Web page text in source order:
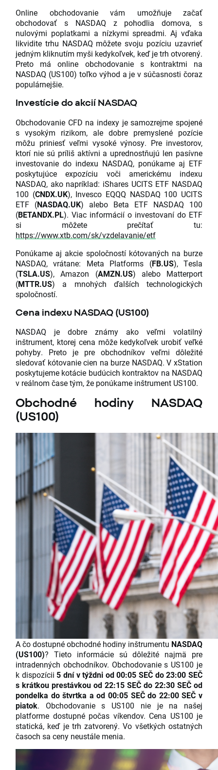
Online obchodovanie vám umožňuje začať
obchodovať s NASDAQ z pohodlia domova, s
nulovými poplatkami a nízkymi spreadmi. Aj vďaka
likvidite trhu NASDAQ môžete svoju pozíciu uzavrieť
jedným kliknutím myši kedykoľvek, keď je trh otvorený.
Preto má online obchodovanie s kontraktmi na
NASDAQ (US100) toľko výhod a je v súčasnosti čoraz
populárnejšie.
Investície do akcií NASDAQ
Obchodovanie CFD na indexy je samozrejme spojené
s vysokým rizikom, ale dobre premyslené pozície
môžu priniesť veľmi vysoké výnosy. Pre investorov,
ktorí nie sú príliš aktívni a uprednostňujú len pasívne
investovanie do indexu NASDAQ, ponúkame aj ETF
poskytujúce expozíciu voči americkému indexu
NASDAQ, ako napríklad: iShares UCITS ETF NASDAQ
100 (CNDX.UK), Invesco EQQQ NASDAQ 100 UCITS
ETF (NASDAQ.UK) alebo Beta ETF NASDAQ 100
(BETANDX.PL). Viac informácií o investovaní do ETF
si môžete prečítať tu:
https://www.xtb.com/sk/vzdelavanie/etf
Ponúkame aj akcie spoločností kótovaných na burze
NASDAQ, vrátane: Meta Platforms (FB.US), Tesla
(TSLA.US), Amazon (AMZN.US) alebo Matterport
(MTTR.US) a mnohých ďalších technologických
spoločností.
Cena indexu NASDAQ (US100)
NASDAQ je dobre známy ako veľmi volatilný
inštrument, ktorej cena môže kedykoľvek urobiť veľké
pohyby. Preto je pre obchodníkov veľmi dôležité
sledovať kótovanie cien na burze NASDAQ. V xStation
poskytujeme kotácie budúcich kontraktov na NASDAQ
v reálnom čase tým, že ponúkame inštrument US100.
Obchodné hodiny NASDAQ
(US100)
A čo dostupné obchodné hodiny inštrumentu NASDAQ
(US100)? Tieto informácie sú dôležité najmä pre
intradenných obchodníkov. Obchodovanie s US100 je
k dispozícii 5 dní v týždni od 00:05 SEČ do 23:00 SEČ
s krátkou prestávkou od 22:15 SEČ do 22:30 SEČ od
pondelka do štvrtka a od 00:05 SEČ do 22:00 SEČ v
piatok. Obchodovanie s US100 nie je na našej
platforme dostupné počas víkendov. Cena US100 je
statická, keď je trh zatvorený. Vo všetkých ostatných
časoch sa ceny neustále menia.